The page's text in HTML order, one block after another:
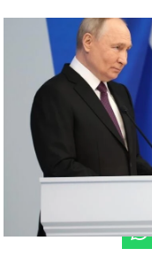
Javier
Publicado: